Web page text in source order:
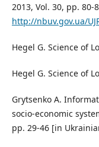
2013, Vol. 30, pp. 80-
http://nbuv.gov.ua/
Hegel G. Science of
Hegel G. Science of
Grytsenko A.
socio-economic
pp. 29-46 [in